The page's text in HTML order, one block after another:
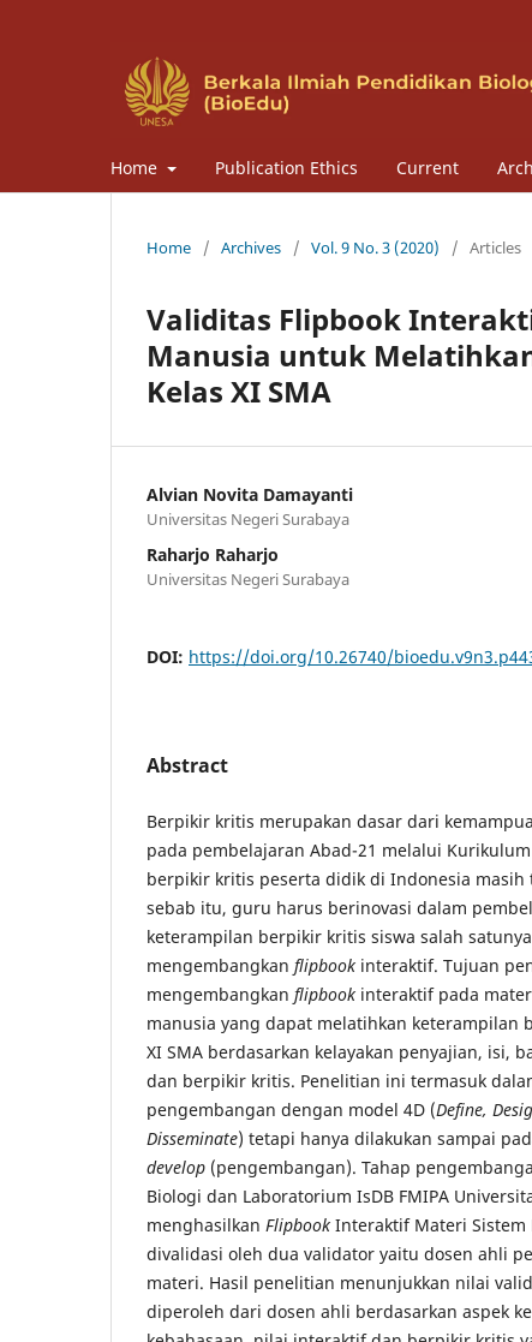
Home Publication Ethics Current
Home / Archives / Vol. 9 No. 3 (2020) / Articles
Validitas Flipbook
Manusia untuk
Kelas XI SMA
Alvian Novita Damayanti
Universitas Negeri Surabaya
Raharjo Raharjo
Universitas Negeri Surabaya
DOI: https://doi.org/10.26740/
Abstract
Berpikir kritis merupakan dasar dari
pada pembelajaran Abad-21 melalui
berpikir kritis peserta didik di Indonesia masih
sebab itu, guru harus berinovasi dalam
keterampilan berpikir kritis siswa salah
mengembangkan flipbook interaktif. Tujuan
mengembangkan flipbook interaktif pada
manusia yang dapat melatihkan keterampilan
XI SMA berdasarkan kelayakan penyajian, isi,
dan berpikir kritis. Penelitian ini termasuk
pengembangan dengan model 4D (Define,
Disseminate) tetapi hanya dilakukan sampai
develop (pengembangan). Tahap
Biologi dan Laboratorium IsDB FMIPA
menghasilkan Flipbook Interaktif Materi Sistem
divalidasi oleh dua validator yaitu dosen ahli
materi. Hasil penelitian menunjukkan nilai
diperoleh dari dosen ahli berdasarkan aspek